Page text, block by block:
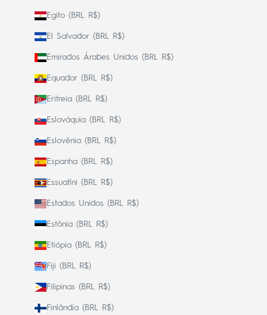
Egito (BRL R$)
El Salvador (BRL R$)
Emirados Árabes Unidos (BRL R$)
Equador (BRL R$)
Eritreia (BRL R$)
Eslováquia (BRL R$)
Eslovênia (BRL R$)
Espanha (BRL R$)
Essuatíni (BRL R$)
Estados Unidos (BRL R$)
Estônia (BRL R$)
Etiópia (BRL R$)
Fiji (BRL R$)
Filipinas (BRL R$)
Finlândia (BRL R$)